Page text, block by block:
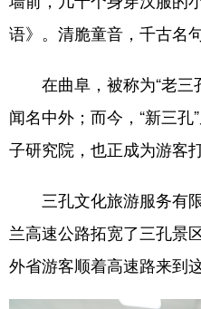
语》。清脆童音，千古名
在曲阜，被称为“老三
闻名中外；而今，“新三
子研究院，也正成为游客打
三孔文化旅游服务有限
兰高速公路拓宽了三孔景
外省游客顺着高速路来到